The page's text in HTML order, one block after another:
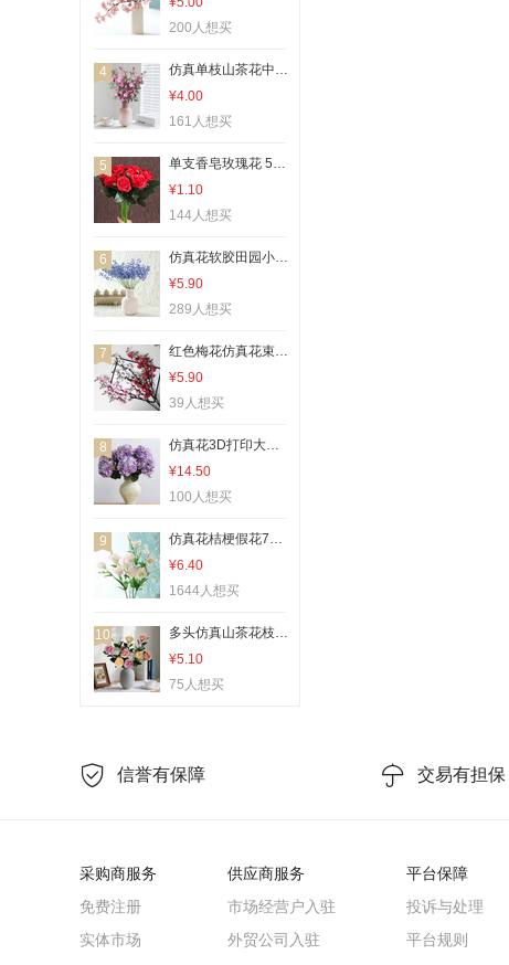
200人想买
4
仿真单枝山茶花中式复古家居装饰摄影道具假花绢花野山茶仿真花
¥4.00
161人想买
5
单支香皂玫瑰花 5层大花朵仿真花枝 婚庆居家装饰假花 高档手捧花
¥1.10
144人想买
6
仿真花软胶田园小吊钟铃兰小花束假花风铃花婚庆摄影道具新娘手捧
¥5.90
289人想买
7
红色梅花仿真花束花枝腊梅花枝塑料假花室内家居装饰花人造花卉
¥5.90
39人想买
8
仿真花3D打印大绣球手感保湿居家装饰绣球婚庆造景大头绣球油画色
¥14.50
100人想买
9
仿真花桔梗假花7头洋桔梗家居装饰婚庆花艺绢花假花场景布置摄影
¥6.40
1644人想买
10
多头仿真山茶花枝栀子花餐桌客厅家居装饰假花插花树造景拍照道具
¥5.10
75人想买